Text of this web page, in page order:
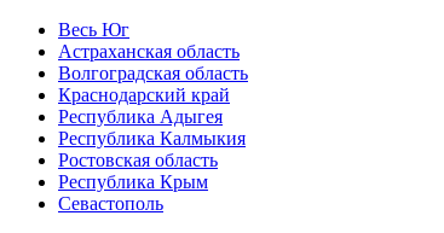
Весь Юг
Астраханская область
Волгоградская область
Краснодарский край
Республика Адыгея
Республика Калмыкия
Ростовская область
Республика Крым
Севастополь